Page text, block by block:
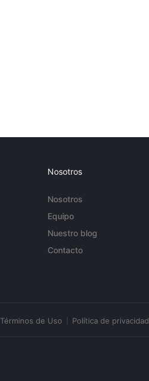
Nosotros
Nosotros
Equipo
Nuestro blog
Contacto
Términos de Uso Política de privacidad